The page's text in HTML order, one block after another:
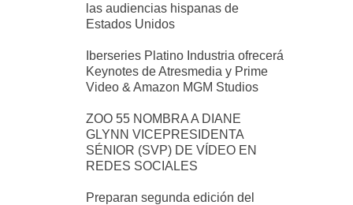
las audiencias hispanas de
Estados Unidos
Iberseries Platino Industria ofrecerá
Keynotes de Atresmedia y Prime
Video & Amazon MGM Studios
ZOO 55 NOMBRA A DIANE
GLYNN VICEPRESIDENTA
SÉNIOR (SVP) DE VÍDEO EN
REDES SOCIALES
Preparan segunda edición del